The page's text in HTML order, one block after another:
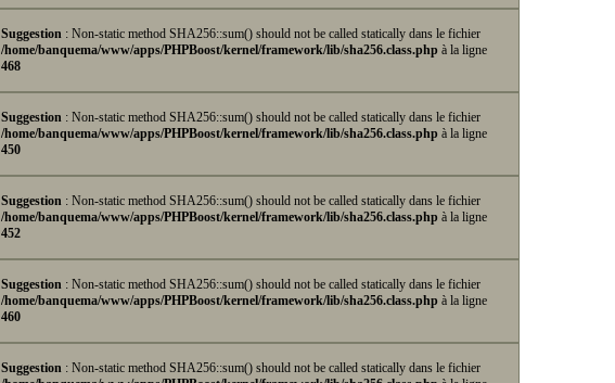
Suggestion : Non-static method SHA256::sum() should not be called statically dans le fichier
/home/banquema/www/apps/PHPBoost/kernel/framework/lib/sha256.class.php à la ligne
468
Suggestion : Non-static method SHA256::sum() should not be called statically dans le fichier
/home/banquema/www/apps/PHPBoost/kernel/framework/lib/sha256.class.php à la ligne
450
Suggestion : Non-static method SHA256::sum() should not be called statically dans le fichier
/home/banquema/www/apps/PHPBoost/kernel/framework/lib/sha256.class.php à la ligne
452
Suggestion : Non-static method SHA256::sum() should not be called statically dans le fichier
/home/banquema/www/apps/PHPBoost/kernel/framework/lib/sha256.class.php à la ligne
460
Suggestion : Non-static method SHA256::sum() should not be called statically dans le fichier